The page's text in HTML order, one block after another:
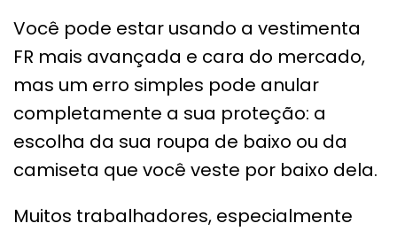
Você pode estar usando a vestimenta
FR mais avançada e cara do mercado,
mas um erro simples pode anular
completamente a sua proteção: a
escolha da sua roupa de baixo ou da
camiseta que você veste por baixo dela.
Muitos trabalhadores, especialmente